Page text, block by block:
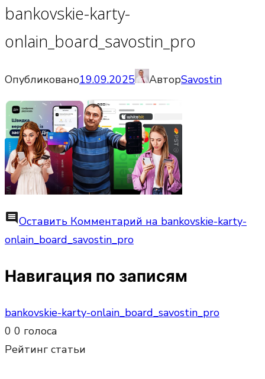
bankovskie-karty-
onlain_board_savostin_pro
Опубликовано19.09.2025 АвторSavostin
commentОставить Комментарий на bankovskie-karty-
onlain_board_savostin_pro
Навигация по записям
bankovskie-karty-onlain_board_savostin_pro
0 0 голоса
Рейтинг статьи